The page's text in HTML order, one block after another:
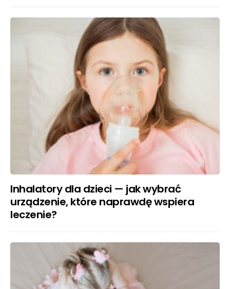
Inhalatory dla dzieci — jak wybrać
urządzenie, które naprawdę wspiera
leczenie?